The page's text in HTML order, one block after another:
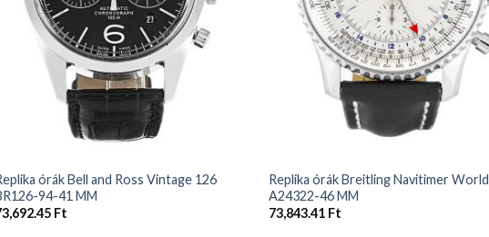
órák Bell and Ross Vintage 126
94-41 MM
Ft
Replika órák Breitling Navitimer World
A24322-46 MM
73,843.41 Ft